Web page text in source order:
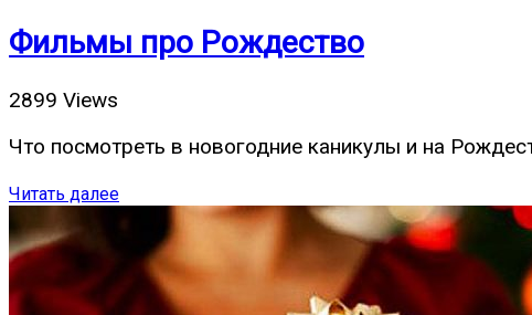
Фильмы про Рождество
2899 Views
Что посмотреть в новогодние каникулы и на
Читать далее